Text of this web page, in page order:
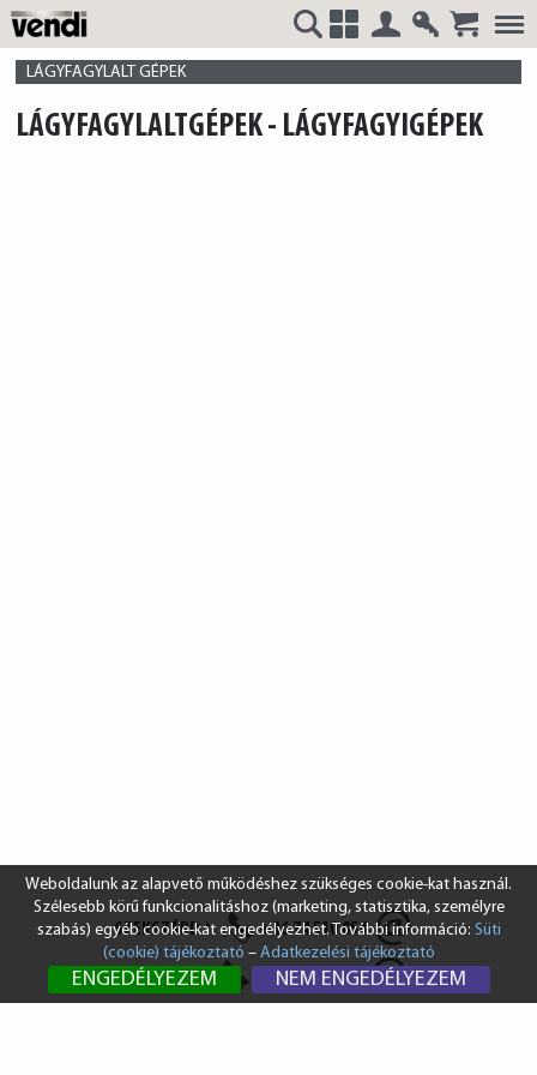
VENDI
SZEKSZÁRD +36 74 510 054
info@vendi.hu
BUDAPEST +36 1 431 8687
LÁGYFAGYLALT GÉPEK
LÁGYFAGYLALTGÉPEK - LÁGYFAGYIGÉPEK
Weboldalunk az alapvető működéshez szükséges cookie-kat használ.
Szélesebb körű funkcionalitáshoz (marketing, statisztika, személyre
szabás) egyéb cookie-kat engedélyezhet. További információ: Süti
(cookie) tájékoztató – Adatkezelési tájékoztató
ENGEDÉLYEZEM NEM ENGEDÉLYEZEM